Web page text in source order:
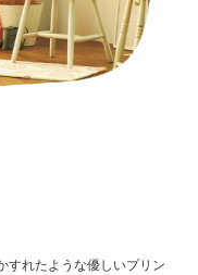
すれたような優しいプリン